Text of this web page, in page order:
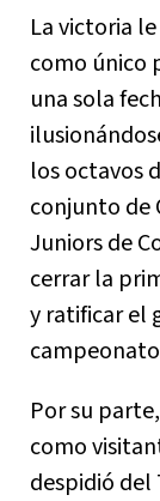
La victoria
como único
una sola
los octavos
conjunto de
Juniors de
cerrar la
y ratificar el
Por su
como
despidió del